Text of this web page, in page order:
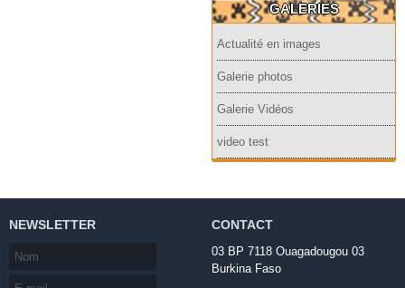
GALERIES
Actualité en images
Galerie photos
Galerie Vidéos
video test
NEWSLETTER CONTACT
03 BP 7118 Ouagadougou 03
Burkina Faso